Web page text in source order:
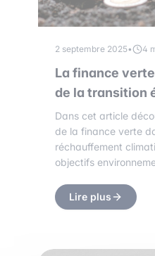
2 septembre 2025• 4
La finance
de la transition
Dans cet article
de la finance verte
réchauffement
objectifs
Lire plus